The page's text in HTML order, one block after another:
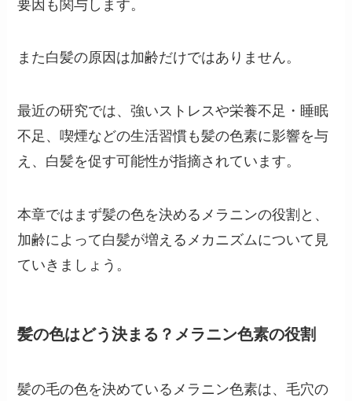
要因も関与します。
また白髪の原因は加齢だけではありません。
最近の研究では、強いストレスや栄養不足・睡眠
不足、喫煙などの生活習慣も髪の色素に影響を与
え、白髪を促す可能性が指摘されています。
本章ではまず髪の色を決めるメラニンの役割と、
加齢によって白髪が増えるメカニズムについて見
ていきましょう。
髪の色はどう決まる？メラニン色素の役割
髪の毛の色を決めているメラニン色素は、毛穴の